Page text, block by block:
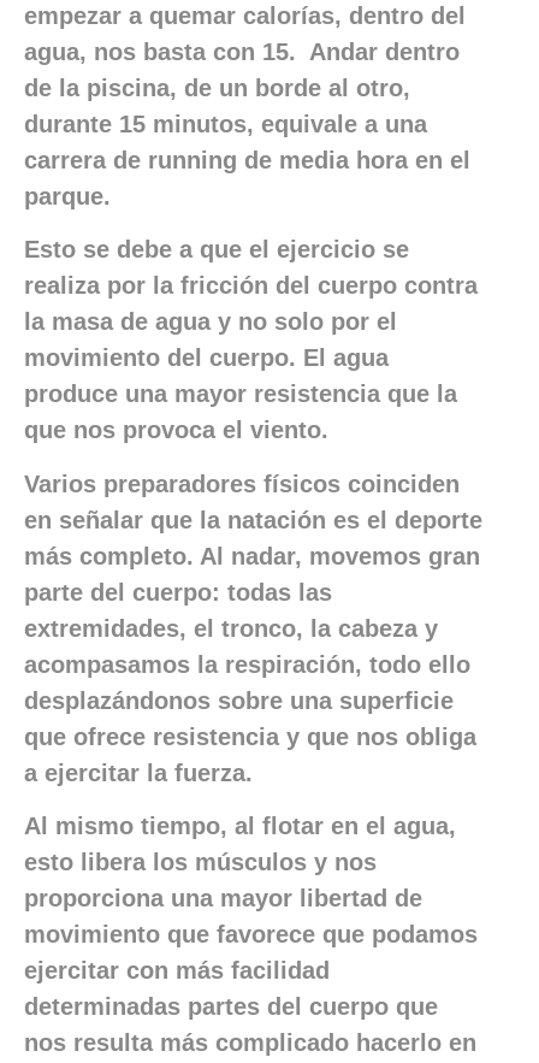
empezar a quemar calorías, dentro del
agua, nos basta con 15. Andar dentro
de la piscina, de un borde al otro,
durante 15 minutos, equivale a una
carrera de running de media hora en el
parque.
Esto se debe a que el ejercicio se
realiza por la fricción del cuerpo contra
la masa de agua y no solo por el
movimiento del cuerpo. El agua
produce una mayor resistencia que la
que nos provoca el viento.
Varios preparadores físicos coinciden
en señalar que la natación es el deporte
más completo. Al nadar, movemos gran
parte del cuerpo: todas las
extremidades, el tronco, la cabeza y
acompasamos la respiración, todo ello
desplazándonos sobre una superficie
que ofrece resistencia y que nos obliga
a ejercitar la fuerza.
Al mismo tiempo, al flotar en el agua,
esto libera los músculos y nos
proporciona una mayor libertad de
movimiento que favorece que podamos
ejercitar con más facilidad
determinadas partes del cuerpo que
nos resulta más complicado hacerlo en